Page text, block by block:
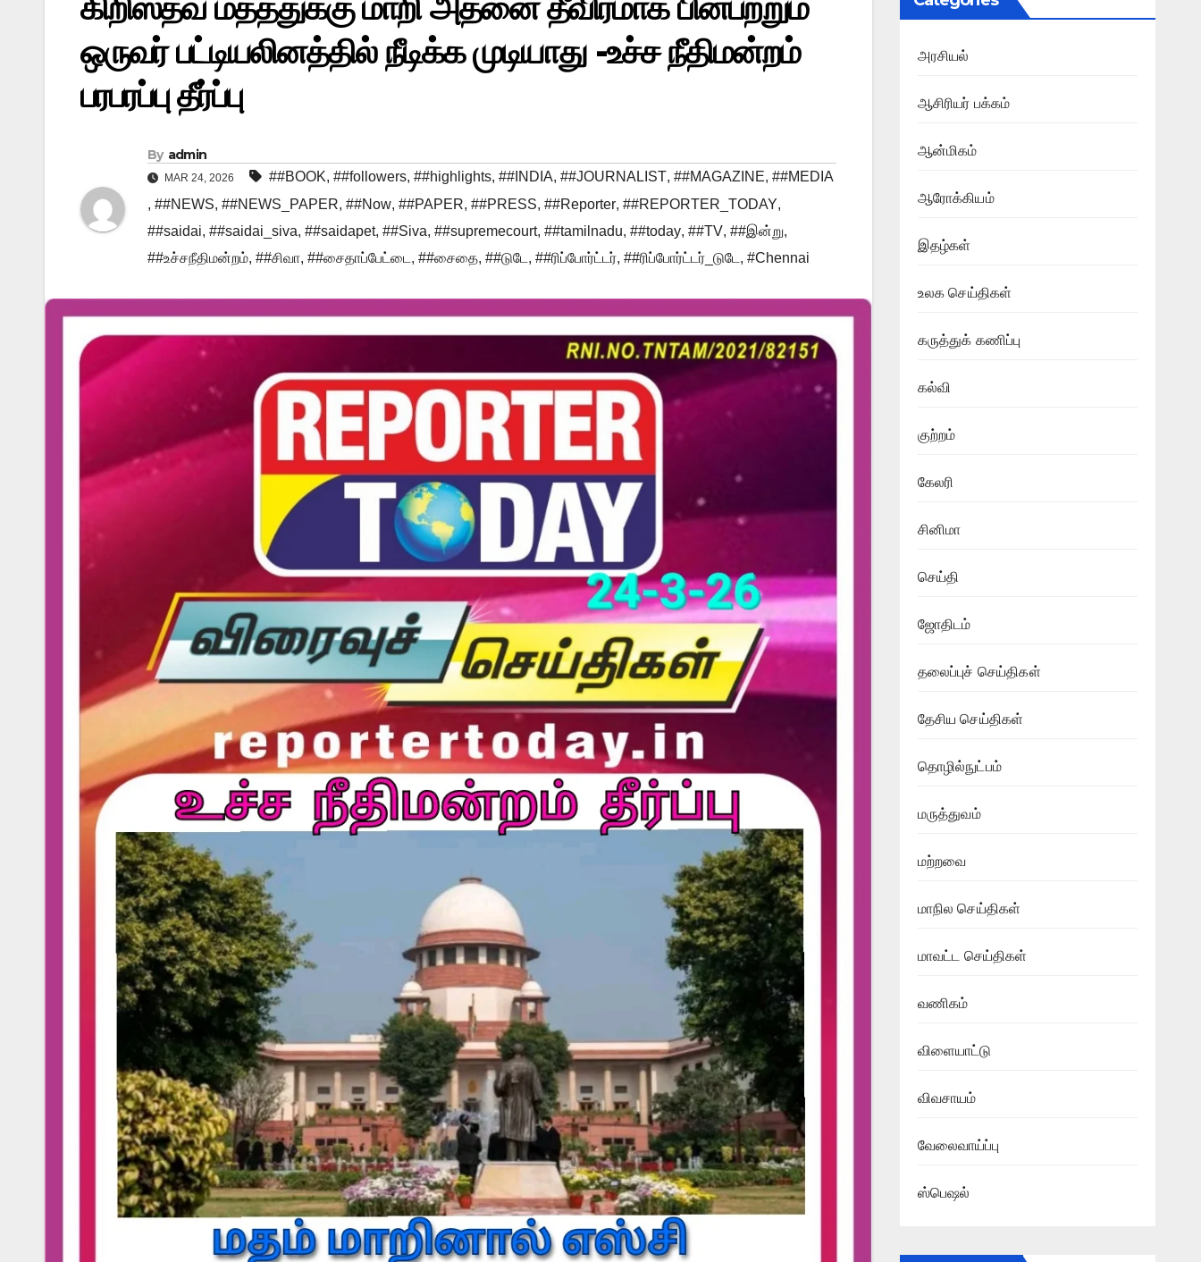
ஒருவர் பட்டியலினத்தில் நீடிக்க முடியாது -உச்ச நீதிமன்றம்
பரபரப்பு தீர்ப்பு
By admin
MAR 24, 2026 ##BOOK, ##followers, ##highlights, ##INDIA, ##JOURNALIST, ##MAGAZINE, ##MEDIA
, ##NEWS, ##NEWS_PAPER, ##Now, ##PAPER, ##PRESS, ##Reporter, ##REPORTER_TODAY,
##saidai, ##saidai_siva, ##saidapet, ##Siva, ##supremecourt, ##tamilnadu, ##today, ##TV, ##இன்று,
##உச்சநீதிமன்றம், ##சிவா, ##சைதாப்பேட்டை , ##சைதை, ##டுடே , ##ரிப்போர்ட்டர், ##ரிப்போர்ட்டர்_டுடே , #Chennai
அரசியல்
ஆசிரியர் பக்கம்
ஆன்மிகம்
ஆரோக்கியம்
இதழ்கள்
உலக செய்திகள்
கருத்துக் கணிப்பு
கல்வி
குற்றம்
கேலரி
சினிமா
செய்தி
ஜோதிடம்
தலைப்புச் செய்திகள்
தேசிய செய்திகள்
தொழில்நுட்பம்
மருத்துவம்
மற்றவை
மாநில செய்திகள்
மாவட்ட செய்திகள்
வணிகம்
விளையாட்டு
விவசாயம்
வேலைவாய்ப்பு
ஸ்பெஷல்